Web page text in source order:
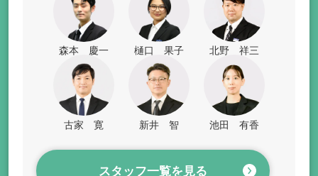
森本 慶一 樋口 果子 北野 祥三
古家 寛 新井 智 池田 有香
スタッフ一覧を見る